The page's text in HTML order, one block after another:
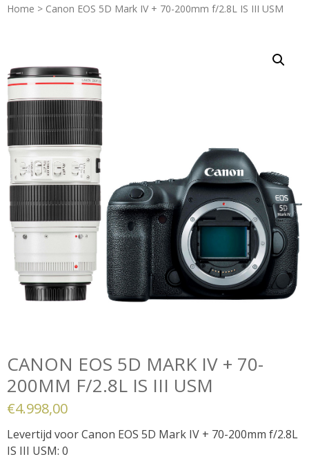
Home > Canon EOS 5D Mark IV + 70-200mm f/2.8L IS III USM
CANON EOS 5D MARK IV + 70-
200MM F/2.8L IS III USM
€4.998,00
Levertijd voor Canon EOS 5D Mark IV + 70-200mm f/2.8L
IS III USM: 0